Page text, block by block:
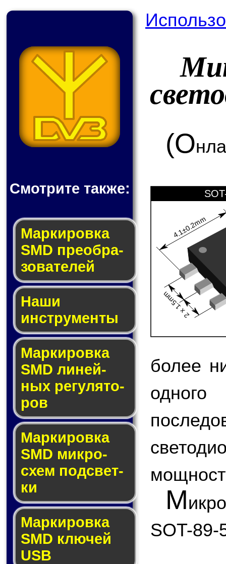
Смотрите также:
Мар­ки­ров­ка
SMD пре­об­ра­
зо­ва­те­лей
Наши
инструменты
Маркировка
SMD ли­ней­
ных ре­гу­ля­то­
ров
Маркировка
SMD мик­ро­
схем под­свет­
ки
Маркировка
SMD клю­чей
USB
(О
4.1±0.2mm
2 x 1.5mm
более
М
SOT-89-